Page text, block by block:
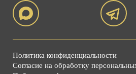
Политика конфиденциальности
Согласие на обработку